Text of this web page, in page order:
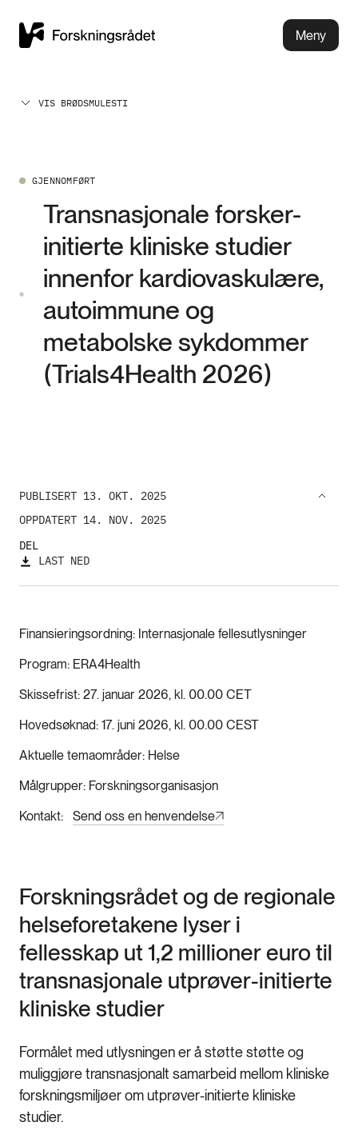
Meny
VIS BRØDSMULESTI
GJENNOMFØRT
Transnasjonale forsker-
initierte kliniske studier
innenfor kardiovaskulære,
autoimmune og
metabolske sykdommer
(Trials4Health 2026)
PUBLISERT 13. OKT. 2025
OPPDATERT 14. NOV. 2025
DEL
LAST NED
Finansieringsordning Internasjonale fellesutlysninger
Program ERA4Health
Skissefrist 27. januar 2026, kl. 00.00 CET
Hovedsøknad 17. juni 2026, kl. 00.00 CEST
Aktuelle temaområder Helse
Målgrupper Forskningsorganisasjon
Kontakt
Send oss en henvendelse
Forskningsrådet og de regionale
helseforetakene lyser i
fellesskap ut 1,2 millioner euro til
transnasjonale utprøver-initierte
kliniske studier
Formålet med utlysningen er å støtte støtte og
muliggjøre transnasjonalt samarbeid mellom kliniske
forskningsmiljøer om utprøver-initierte kliniske
studier.